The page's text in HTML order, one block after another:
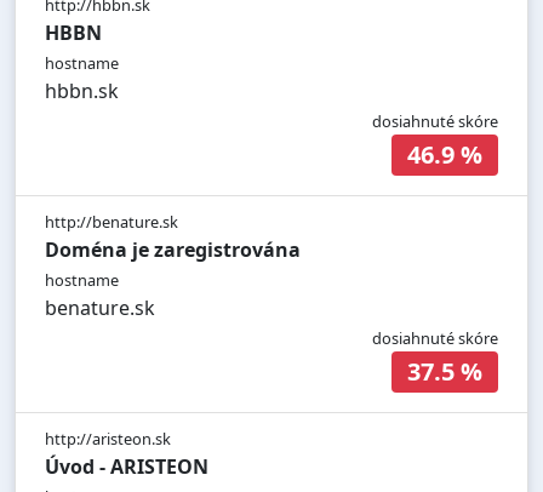
http://hbbn.sk
HBBN
hostname
hbbn.sk
dosiahnuté skóre
46.9 %
http://benature.sk
Doména je zaregistrována
hostname
benature.sk
dosiahnuté skóre
37.5 %
http://aristeon.sk
Úvod - ARISTEON